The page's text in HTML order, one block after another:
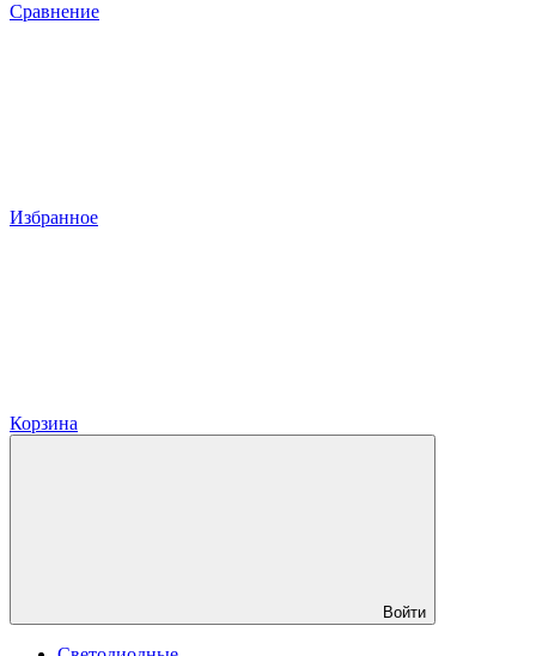
Сравнение
Избранное
Корзина
Войти